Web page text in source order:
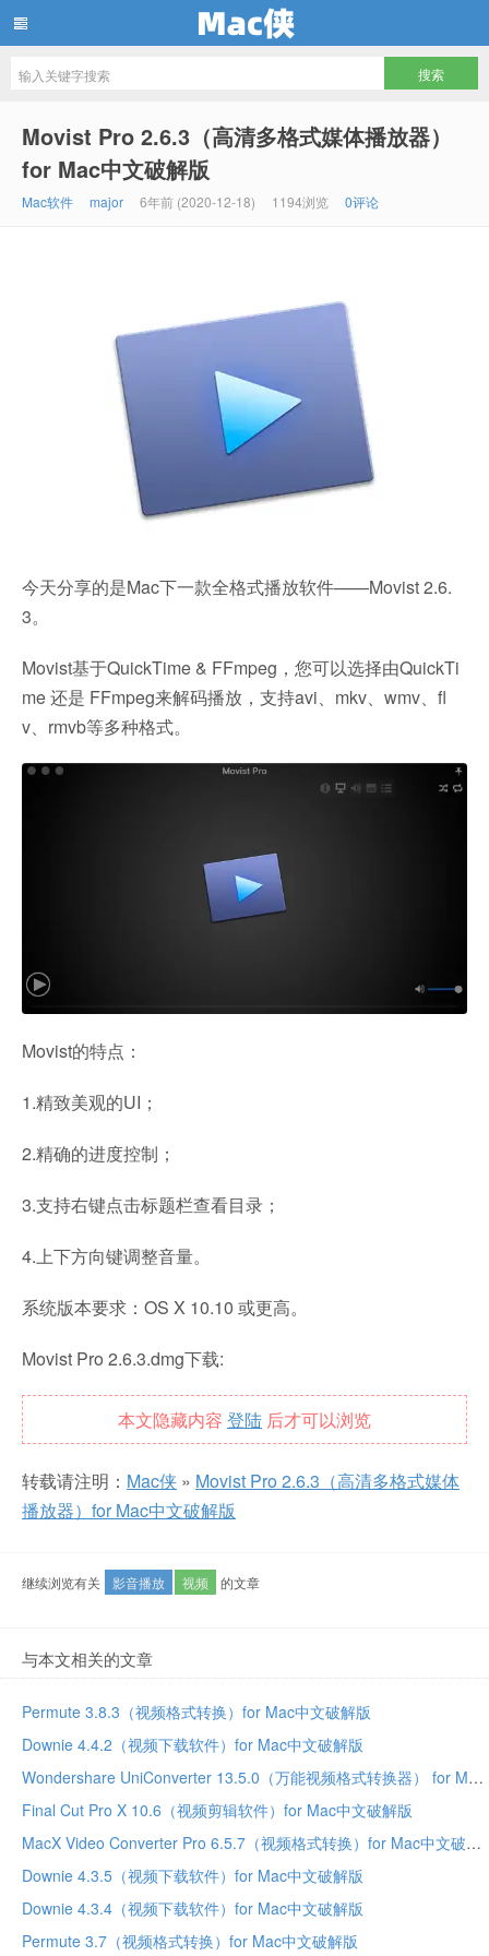
Movist Pro 2.6.3（高清多格式媒体播放器）
for Mac中文破解版
Mac软件 major 6年前 (2020-12-18) 1194浏览 0评论
今天分享的是Mac下一款全格式播放软件——Movist 2.6.
3。
Movist基于QuickTime & FFmpeg，您可以选择由QuickTi
me 还是 FFmpeg来解码播放，支持avi、mkv、wmv、fl
v、rmvb等多种格式。
Movist的特点：
1.精致美观的UI；
2.精确的进度控制；
3.支持右键点击标题栏查看目录；
4.上下方向键调整音量。
系统版本要求：OS X 10.10 或更高。
Movist Pro 2.6.3.dmg下载:
本文隐藏内容 登陆 后才可以浏览
转载请注明： Mac侠 » Movist Pro 2.6.3（高清多格式媒体
播放器）for Mac中文破解版
继续浏览有关 影音播放 视频 的文章
与本文相关的文章
Permute 3.8.3（视频格式转换）for Mac中文破解版
Downie 4.4.2（视频下载软件）for Mac中文破解版
Wondershare UniConverter 13.5.0（万能视频格式转换器） for Mac中文破解版
Final Cut Pro X 10.6（视频剪辑软件）for Mac中文破解版
MacX Video Converter Pro 6.5.7（视频格式转换）for Mac中文破解版
Downie 4.3.5（视频下载软件）for Mac中文破解版
Downie 4.3.4（视频下载软件）for Mac中文破解版
Permute 3.7（视频格式转换）for Mac中文破解版